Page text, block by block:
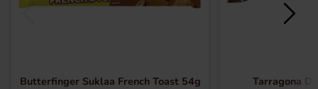
Butterfinger Suklaa French Toast 54g Tarragona